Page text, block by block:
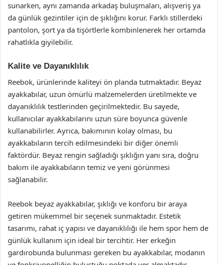
sunarken, aynı zamanda arkadaş buluşmaları, alışveriş ya
da günlük gezintiler için de şıklığını korur. Farklı stillerdeki
pantolon, şort ya da tişörtlerle kombinlenerek her ortamda
rahatlıkla giyilebilir.
Kalite ve Dayanıklılık
Reebok, ürünlerinde kaliteyi ön planda tutmaktadır. Beyaz
ayakkabılar, uzun ömürlü malzemelerden üretilmekte ve
dayanıklılık testlerinden geçirilmektedir. Bu sayede,
kullanıcılar ayakkabılarını uzun süre boyunca güvenle
kullanabilirler. Ayrıca, bakımının kolay olması, bu
ayakkabıların tercih edilmesindeki bir diğer önemli
faktördür. Beyaz rengin sağladığı şıklığın yanı sıra, doğru
bakım ile ayakkabıların temiz ve yeni görünmesi
sağlanabilir.
Reebok beyaz ayakkabılar, şıklığı ve konforu bir araya
getiren mükemmel bir seçenek sunmaktadır. Estetik
tasarımı, rahat iç yapısı ve dayanıklılığı ile hem spor hem de
günlük kullanım için ideal bir tercihtir. Her erkeğin
gardırobunda bulunması gereken bu ayakkabılar, modanın